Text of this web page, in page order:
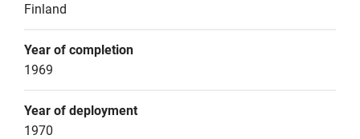
Finland
Year of completion
1969
Year of deployment
1970